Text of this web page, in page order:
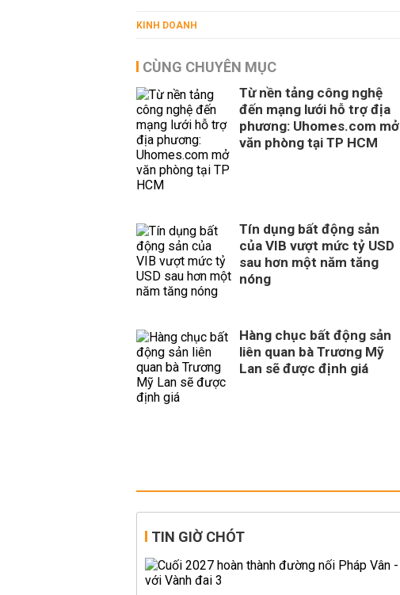
KINH DOANH
CÙNG CHUYÊN MỤC
Từ nền tảng công nghệ
đến mạng lưới hỗ trợ địa
phương: Uhomes.com mở
văn phòng tại TP HCM
Tín dụng bất động sản
của VIB vượt mức tỷ USD
sau hơn một năm tăng
nóng
Hàng chục bất động sản
liên quan bà Trương Mỹ
Lan sẽ được định giá
TIN GIỜ CHÓT